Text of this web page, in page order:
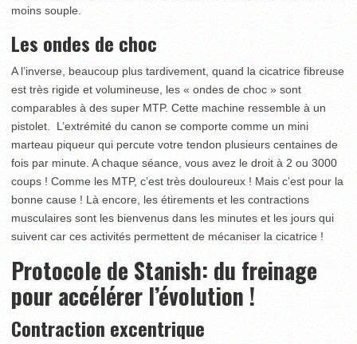
moins souple.
Les ondes de choc
A l’inverse, beaucoup plus tardivement, quand la cicatrice fibreuse
est très rigide et volumineuse, les « ondes de choc » sont
comparables à des super MTP. Cette machine ressemble à un
pistolet. L’extrémité du canon se comporte comme un mini
marteau piqueur qui percute votre tendon plusieurs centaines de
fois par minute. A chaque séance, vous avez le droit à 2 ou 3000
coups ! Comme les MTP, c’est très douloureux ! Mais c’est pour la
bonne cause ! Là encore, les étirements et les contractions
musculaires sont les bienvenus dans les minutes et les jours qui
suivent car ces activités permettent de mécaniser la cicatrice !
Protocole de Stanish: du freinage
pour accélérer l’évolution !
Contraction excentrique